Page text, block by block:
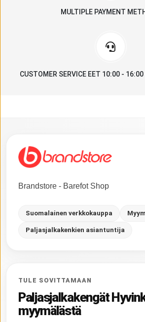
MULTIPLE PAYMENT
CUSTOMER SERVICE EET 10:00 -
Brandstore - Barefot Shop
Suomalainen verkkokauppa
Paljasjalkakenkien asiantuntija
TULE SOVITTAMAAN
Paljasjalkakengät
myymälästä